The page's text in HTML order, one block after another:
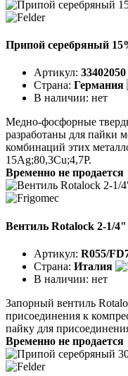
Припой серебряный
Артикул: 33402050
Страна: Германия
В наличии: нет
Медно-фосфорные
разработаны для пайки
комбинаций этих
15Ag;80,3Cu;4,7P.
Временно не продается
Вентиль Rotalock 2-1/
Артикул: R055/
Страна: Италия
В наличии: нет
Запорный вентиль
присоединения к
пайку для
Временно не продается